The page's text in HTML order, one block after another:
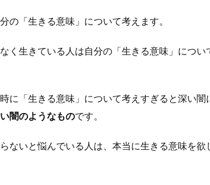
の「生きる意味」について考えます。
く生きている人は自分の「生きる意味」につい
に「生きる意味」について考えすぎると深い闇
闇のようなものです。
ないと悩んでいる人は、本当に生きる意味を欲